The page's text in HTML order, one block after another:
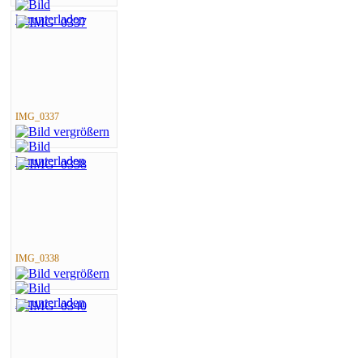
IMG_0337
IMG_0338